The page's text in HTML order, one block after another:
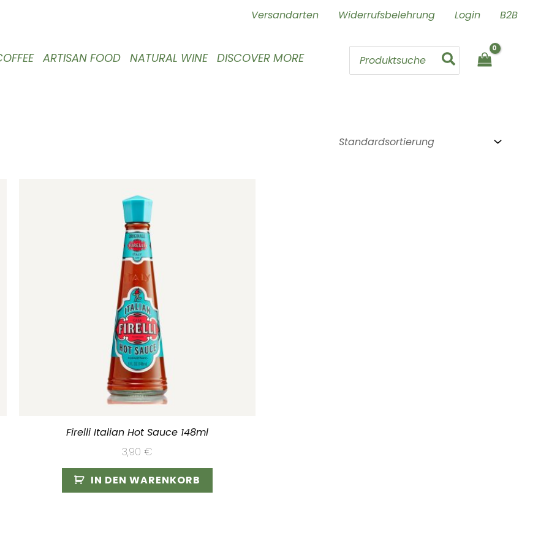
Versandarten Widerrufsbelehrung Login B2B
ARTISAN FOOD NATURAL WINE DISCOVER MORE
Search
Firelli Italian Hot Sauce 148ml
3,90 €
IN DEN WARENKORB